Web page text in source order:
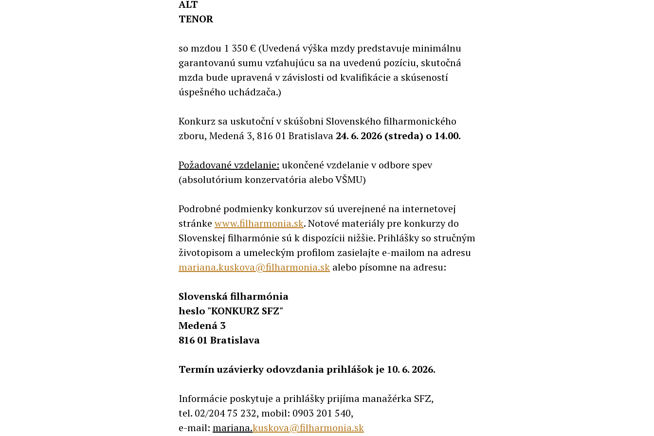
ALT
TENOR
so mzdou 1 350 € (Uvedená výška mzdy predstavuje minimálnu
garantovanú sumu vzťahujúcu sa na uvedenú pozíciu, skutočná
mzda bude upravená v závislosti od kvalifikácie a skúseností
úspešného uchádzača.)
Konkurz sa uskutoční v skúšobni Slovenského filharmonického
zboru, Medená 3, 816 01 Bratislava 24. 6. 2026 (streda) o 14.00.
Požadované vzdelanie: ukončené vzdelanie v odbore spev
(absolutórium konzervatória alebo VŠMU)
Podrobné podmienky konkurzov sú uverejnené na internetovej
stránkewww.filharmonia.sk. Notové materiály pre konkurzy do
Slovenskej filharmónie sú k dispozícii nižšie. Prihlášky so stručným
životopisom a umeleckým profilom zasielajte e-mailom na adresu
mariana.kuskova@filharmonia.sk alebo písomne na adresu:
Slovenská filharmónia
heslo "KONKURZ SFZ"
Medená 3
816 01 Bratislava
Termín uzávierky odovzdania prihlášok je 10. 6. 2026.
Informácie poskytuje a prihlášky prijíma manažérka SFZ,
tel. 02/204 75 232, mobil: 0903 201 540,
e-mail: mariana.kuskova@filharmonia.sk